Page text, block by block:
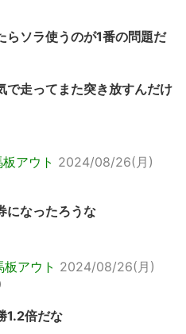
らソラ使うのが1番の問題だ
で走ってまた突き放すんだけ
アウト 2024/08/26(月)
になったろうな
アウト 2024/08/26(月)
1.2倍だな